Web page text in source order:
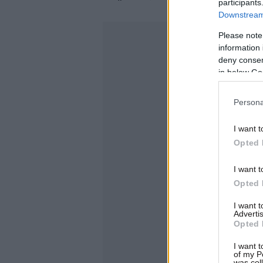
Please
information
deny
in below
I want
Opted
I want
Opted
I want
Opted
I want
of my